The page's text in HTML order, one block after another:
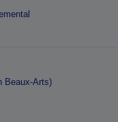
Beaux-Arts)